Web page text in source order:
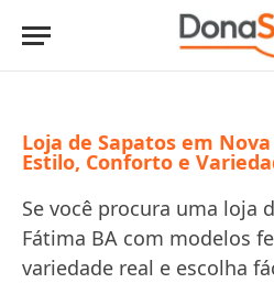
Loja de Sapatos em
Estilo, Conforto e
Se você procura uma loja
Fátima BA com modelos
variedade real e escolha